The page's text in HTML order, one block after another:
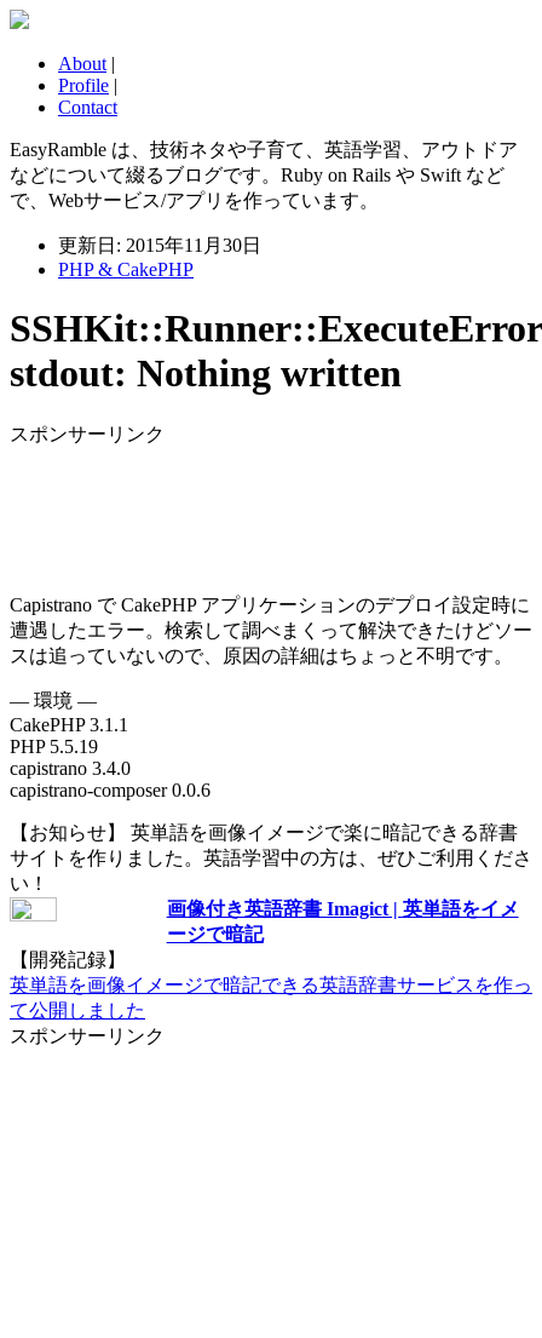
About |
Profile |
Contact
EasyRamble は、技術ネタや子育て、英語学習、アウトドア
などについて綴るブログです。Ruby on Rails や Swift など
で、Webサービス/アプリを作っています。
更新日: 2015年11月30日
PHP & CakePHP
stdout: Nothing written
スポンサーリンク
Capistrano で CakePHP アプリケーションのデプロイ設定時に
遭遇したエラー。検索して調べまくって解決できたけどソー
スは追っていないので、原因の詳細はちょっと不明です。
— 環境 —
CakePHP 3.1.1
PHP 5.5.19
capistrano 3.4.0
capistrano-composer 0.0.6
【お知らせ】 英単語を画像イメージで楽に暗記できる辞書
サイトを作りました。英語学習中の方は、ぜひご利用くださ
い！
画像付き英語辞書 Imagict | 英単語をイメ
ージで暗記
【開発記録】
英単語を画像イメージで暗記できる英語辞書サービスを作っ
て公開しました
スポンサーリンク